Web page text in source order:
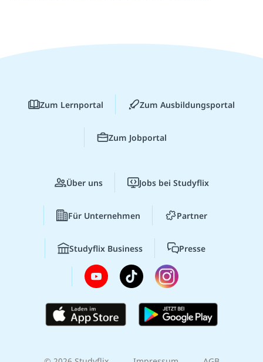
Zum Lernportal Zum Ausbildungsportal
Zum Jobportal
Über uns Jobs bei Studyflix
Für Unternehmen Partner
Studyflix Business Presse